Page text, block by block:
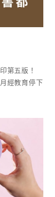
第五版！
經教育停下